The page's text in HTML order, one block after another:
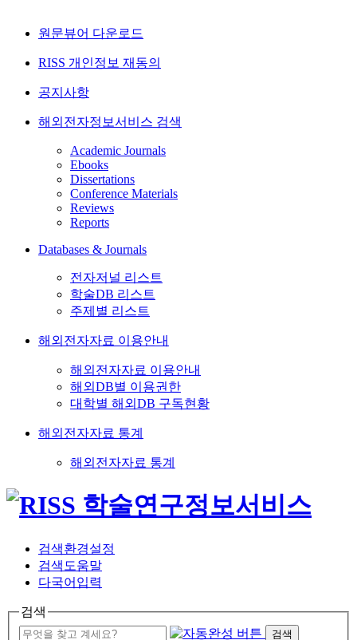
원문뷰어 다운로드
RISS 개인정보 재동의
공지사항
해외전자정보서비스 검색
Academic Journals
Ebooks
Dissertations
Conference Materials
Reviews
Reports
Databases & Journals
전자저널 리스트
학술DB 리스트
주제별 리스트
해외전자자료 이용안내
해외전자자료 이용안내
해외DB별 이용권한
대학별 해외DB 구독현황
해외전자자료 통계
해외전자자료 통계
검색환경설정
검색도움말
다국어입력
검색
검색